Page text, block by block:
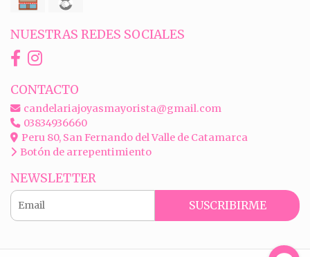
NUESTRAS REDES SOCIALES
CONTACTO
candelariajoyasmayorista@gmail.com
03834936660
Peru 80, San Fernando del Valle de Catamarca
Botón de arrepentimiento
NEWSLETTER
SUSCRIBIRME